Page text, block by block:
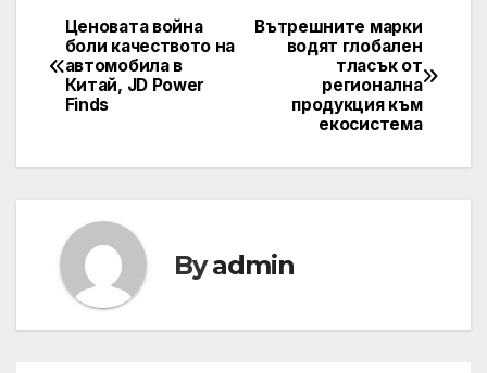
Post
navigation
Вътрешните марки
водят глобален
тласък от
регионална
продукция към
екосистема
Ценовата война
боли качеството на
автомобила в
Китай, JD Power
Finds
Byadmin